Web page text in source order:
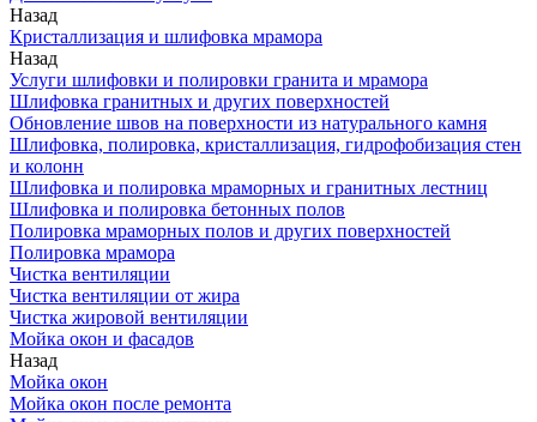
Назад
Кристаллизация и шлифовка мрамора
Назад
Услуги шлифовки и полировки гранита и мрамора
Шлифовка гранитных и других поверхностей
Обновление швов на поверхности из натурального камня
Шлифовка, полировка, кристаллизация, гидрофобизация стен
и колонн
Шлифовка и полировка мраморных и гранитных лестниц
Шлифовка и полировка бетонных полов
Полировка мраморных полов и других поверхностей
Полировка мрамора
Чистка вентиляции
Чистка вентиляции от жира
Чистка жировой вентиляции
Мойка окон и фасадов
Назад
Мойка окон
Мойка окон после ремонта